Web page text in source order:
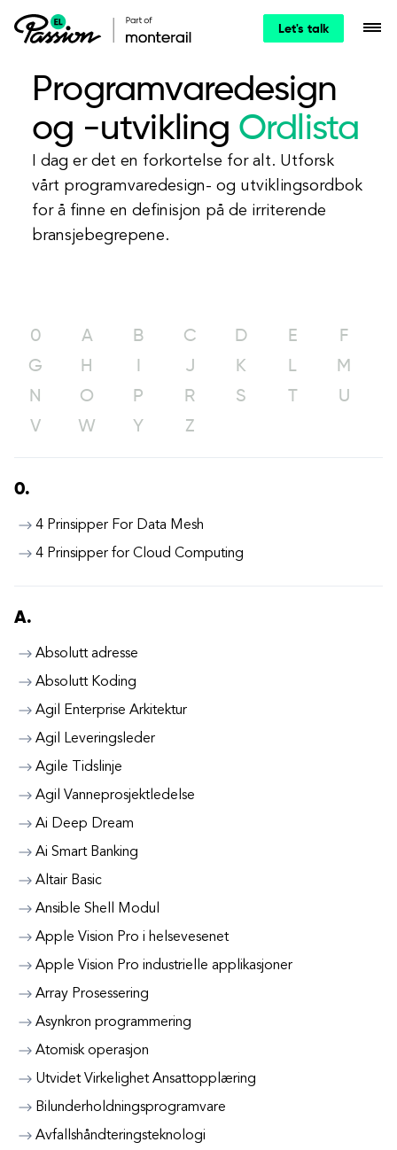
Let's talk
Programvaredesign
og -utvikling Ordlista
I dag er det en forkortelse for alt. Utforsk
vårt programvaredesign- og utviklingsordbok
for å finne en definisjon på de irriterende
bransjebegrepene.
0 A B C D E
F
G
H I J K L
M
N
O P R S T
U
V
W Y Z
0.
4 Prinsipper For Data Mesh
4 Prinsipper for Cloud Computing
A.
Absolutt adresse
Absolutt Koding
Agil Enterprise Arkitektur
Agil Leveringsleder
Agile Tidslinje
Agil Vanneprosjektledelse
Ai Deep Dream
Ai Smart Banking
Altair Basic
Ansible Shell Modul
Apple Vision Pro i helsevesenet
Apple Vision Pro industrielle applikasjoner
Array Prosessering
Asynkron programmering
Atomisk operasjon
Utvidet Virkelighet Ansattopplæring
Bilunderholdningsprogramvare
Avfallshåndteringsteknologi